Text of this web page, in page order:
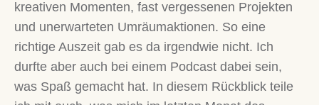
kreativen Momenten, fast vergessenen Projekten
und unerwarteten Umräumaktionen. So eine
richtige Auszeit gab es da irgendwie nicht. Ich
durfte aber auch bei einem Podcast dabei sein,
was Spaß gemacht hat. In diesem Rückblick teile